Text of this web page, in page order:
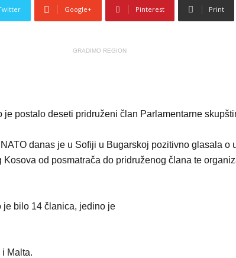
Google+ Pinterest Print
GRADIMO REGION
je postalo deseti pridruženi član Parlamentarne
danas je u Sofiji u Bugarskoj pozitivno glasala o
Kosova od posmatrača do pridruženog člana te
je bilo 14 članica, jedino je
Malta.